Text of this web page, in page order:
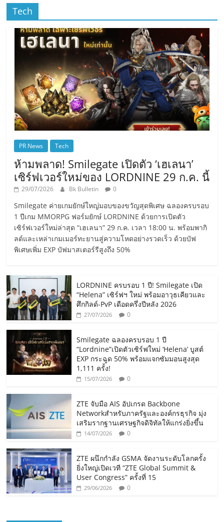
Tech
PR News Tech
ห้ามพลาด! Smilegate เปิดตัว ‘เฮเลนา’
เซิร์ฟเวอร์ใหม่ของ LORDNINE 29 ก.ค. นี้
29/07/2026 Bk Bulletin 0
Smilegate ค่ายเกมยักษ์ใหญ่มอบของขวัญสุดพิเศษ ฉลองครบรอบ
1 ปีเกม MMORPG ฟอร์มยักษ์ LORDNINE ด้วยการเปิดตัว
เซิร์ฟเวอร์ใหม่ล่าสุด “เฮเลนา” 29 ก.ค. เวลา 18:00 น. พร้อมพากิ
ลด์และเหล่าเกมเมอร์ทะยานสู่ความโหดอย่างรวดเร็ว ด้วยบัฟ
พิเศษเพิ่ม EXP บัฟมาสเตอร์รีสูงถึง 50%
LORDNINE ครบรอบ 1 ปี! Smilegate เปิด
“Helena” เซิร์ฟฯ ใหม่ พร้อมอาวุธเคียวและ
ศึกกิลด์-PvP เดือดครึ่งปีหลัง 2026
27/07/2026 0
Smilegate ฉลองครบรอบ 1 ปี
“Lordnine”เปิดตัวเซิร์ฟใหม่ ‘Helena’ บูสต์
EXP กระฉูด 50% พร้อมแจกซัมมอนสูงสุด
1,111 ครั้ง!
15/07/2026 0
ZTE จับมือ AIS อัปเกรด Backbone
Networkสำหรับภาครัฐและองค์กรธุรกิจ มุ่ง
เสริมรากฐานเศรษฐกิจดิจิทัลให้แกร่งยิ่งขึ้น
14/07/2026 0
ZTE ผนึกกำลัง GSMA จัดงานระดับโลกครั้ง
ยิ่งใหญ่เปิดเวที “ZTE Global Summit &
User Congress” ครั้งที่ 15
29/06/2026 0